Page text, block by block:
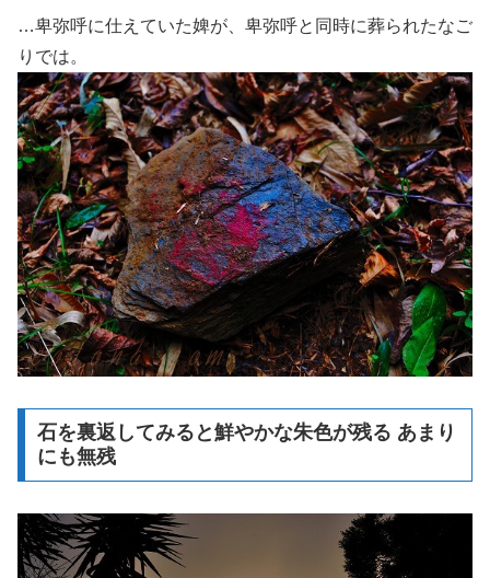
…卑弥呼に仕えていた婢が、卑弥呼と同時に葬られたなご
りでは。
石を裏返してみると鮮やかな朱色が残る あまり
にも無残